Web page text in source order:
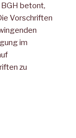
BGH betont,
Vorschriften
im
zu